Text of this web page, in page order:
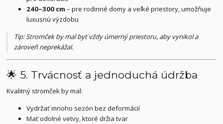
240–300 cm – pre rodinné domy a veľké priestory, umožňuje
luxusnú výzdobu
Tip: Stromček by mal byť vždy úmerný priestoru, aby vynikol a
zároveň neprekážal.
🌟 5. Trvácnosť a jednoduchá údržba
Kvalitný stromček by mal:
Vydržať mnoho sezón bez deformácií
Mať odolné vetvy, ktoré držia tvar